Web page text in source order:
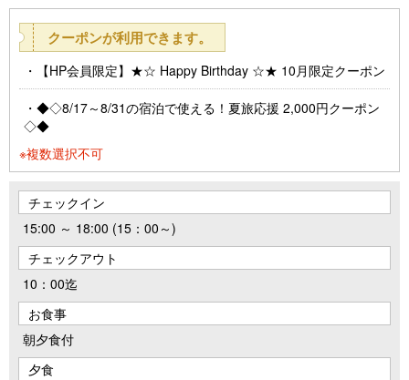
クーポンが利用できます。
【HP会員限定】★☆ Happy Birthday ☆★ 10月限定クーポン
◆◇8/17～8/31の宿泊で使える！夏旅応援 2,000円クーポン
◇◆
※複数選択不可
チェックイン
15:00 ～ 18:00 (15：00～)
チェックアウト
10：00迄
お食事
朝夕食付
夕食